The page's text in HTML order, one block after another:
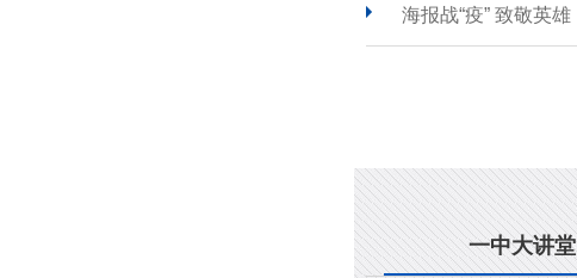
海报战“疫” 致敬英雄
一中大讲堂